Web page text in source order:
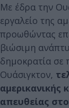
Με έδρα την
εργαλείο της
προωθώντας
βιώσιμη
δημοκρατία σε
Ουάσιγκτον,
αμερικανικής
απευθείας